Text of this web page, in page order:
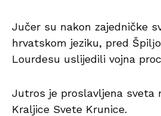
Jučer su nakon zajedničke
hrvatskom jeziku, pred
Lourdesu uslijedili vojna
Jutros je proslavljena sveta
Kraljice Svete Krunice.